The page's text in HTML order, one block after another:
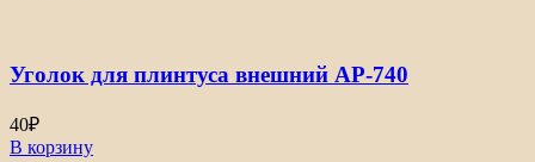
Уголок для плинтуса внешний АР-740
40₽
В корзину